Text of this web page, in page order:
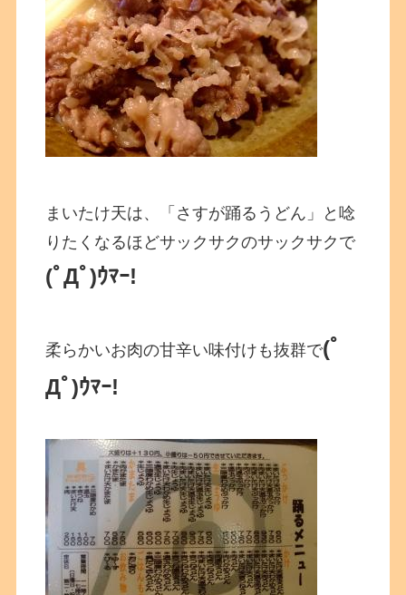
まいたけ天は、「さすが踊るうどん」と唸
りたくなるほどサックサクのサックサクで
(ﾟДﾟ)ｳﾏｰ!
柔らかいお肉の甘辛い味付けも抜群で(ﾟ
Дﾟ)ｳﾏｰ!